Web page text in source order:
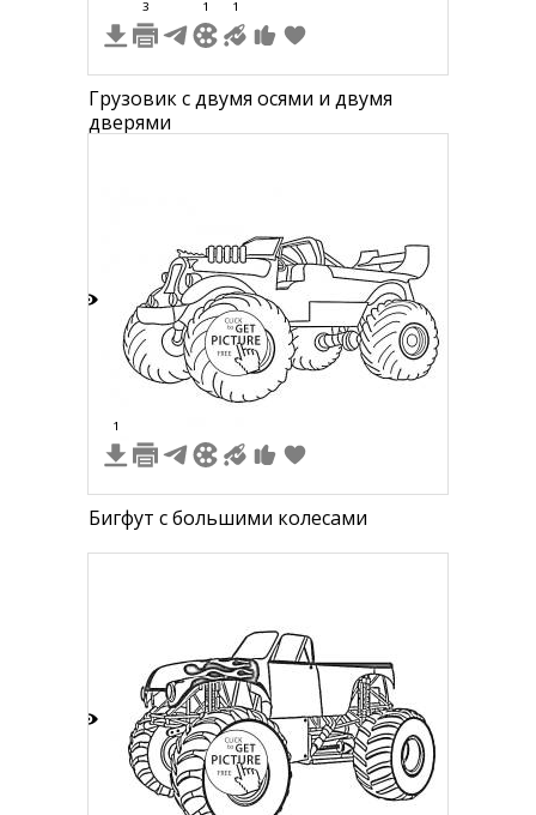
3 1 1
Грузовик с двумя осями и двумя
дверями
1
Бигфут с большими колесами